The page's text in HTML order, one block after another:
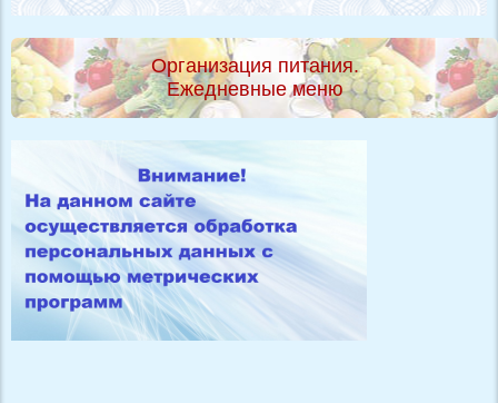
Организация питания.
Ежедневные меню